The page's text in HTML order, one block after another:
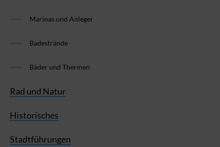
Marinas und Anleger
Badestrände
Bäder und Thermen
Rad und Natur
Historisches
Stadtführungen